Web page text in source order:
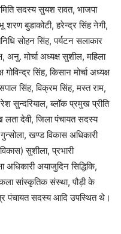
सदस्य सुयश रावत, भाजपा
शरण बुडाकोटी, हरेन्द्र सिंह नेगी,
सोहन सिंह, पर्यटन सलाकार
अनु. मोर्चा अध्यक्ष सुशील, महिला
सिंह, किसान मोर्चा अध्यक्ष
सिंह, विक्रम सिंह, मस्त राम,
सुन्दरियाल, ब्लॉक प्रमुख प्रीति
देवी, जिला पंचायत सदस्य
खण्ड विकास अधिकारी
सुशीला, प्रभारी
अधिकारी अयाजुदिन सिद्धिकि,
सांस्कृतिक संस्था, पौड़ी के
पंचायत सदस्य आदि उपस्थित थे।